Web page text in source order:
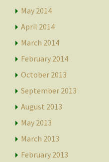
May 2014
April 2014
March 2014
February 2014
October 2013
September 2013
August 2013
May 2013
March 2013
February 2013